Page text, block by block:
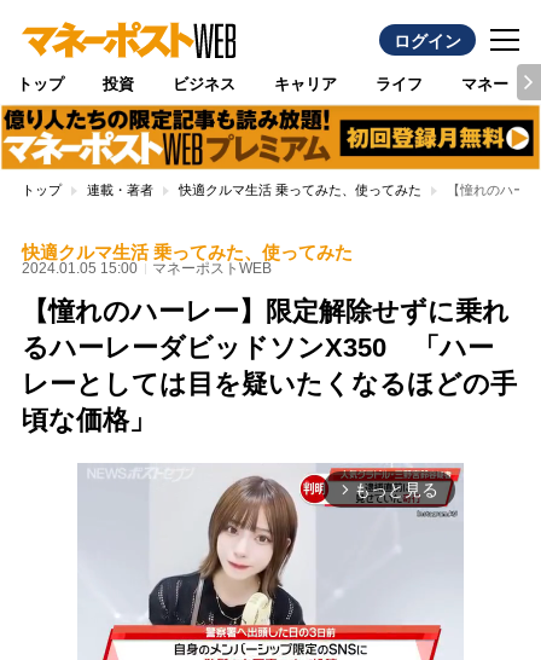
ログイン
トップ 投資 ビジネス キャリア ライフ マネー
トップ 連載・著者 快適クルマ生活 乗ってみた、使ってみた 【憧れのハー
快適クルマ生活 乗ってみた、使ってみた
2024.01.05 15:00 マネーポストWEB
【憧れのハーレー】限定解除せずに乗れ
るハーレーダビッドソンX350 「ハー
レーとしては目を疑いたくなるほどの手
頃な価格」
arrow_forward_ios もっと見る